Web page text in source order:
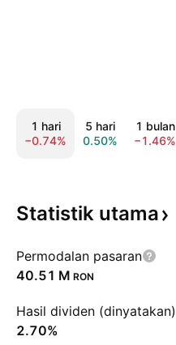
1 hari
−0.74%
5 hari
0.50%
1 bulan
−1.46%
Statistik utama
Permodalan pasaran
‪40.51 M‬ RON
Hasil dividen (dinyatakan)
2.70%